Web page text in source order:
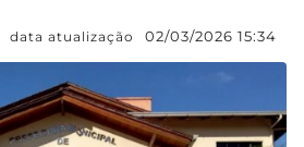
data atualização 02/03/2026 15:34